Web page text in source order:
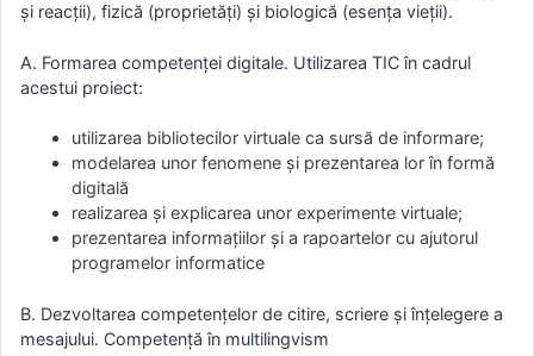
și reacții), fizică (proprietăți) și biologică (esența vieții).
A. Formarea competenței digitale. Utilizarea TIC în cadrul
acestui proiect:
utilizarea bibliotecilor virtuale ca sursă de informare;
modelarea unor fenomene şi prezentarea lor în formă
digitală
realizarea și explicarea unor experimente virtuale;
prezentarea informaţiilor şi a rapoartelor cu ajutorul
programelor informatice
B. Dezvoltarea competențelor de citire, scriere și înțelegere a
mesajului. Competență în multilingvism